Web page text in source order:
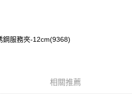
鋼服務夾-12cm(9368)
相關推薦